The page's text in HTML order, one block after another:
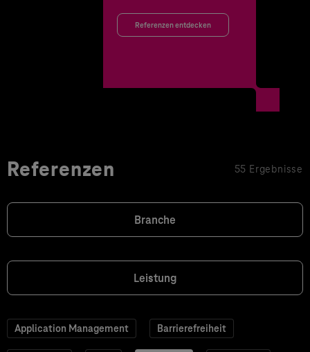
Referenzen entdecken
Referenzen 55 Ergebnisse
Branche
Leistung
Application Management Barrierefreiheit